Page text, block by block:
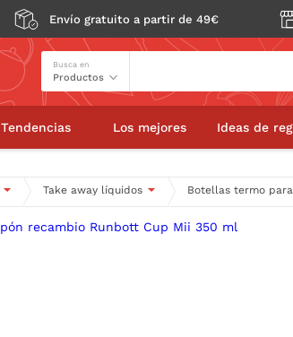
Envío gratuito a partir de 49€
Busca en
Tendencias Los mejores Ideas de
Take away líquidos Botellas termo
Tapón recambio Runbott Cup Mii 350